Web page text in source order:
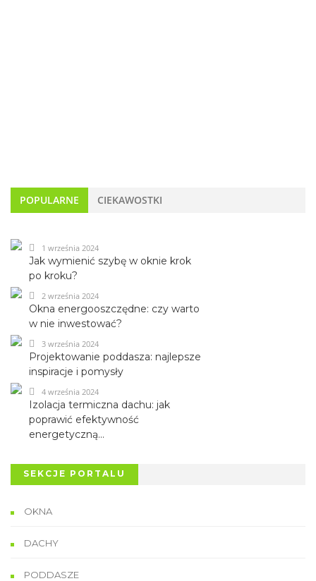
POPULARNE CIEKAWOSTKI
Jak wymienić szybę w oknie krok
po kroku?
1 września 2024
Okna energooszczędne: czy warto
w nie inwestować?
2 września 2024
Projektowanie poddasza: najlepsze
inspiracje i pomysły
3 września 2024
Izolacja termiczna dachu: jak
poprawić efektywność
energetyczną...
4 września 2024
SEKCJE PORTALU
OKNA
DACHY
PODDASZE